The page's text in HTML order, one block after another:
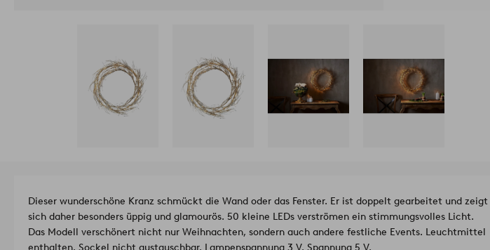
Dieser wunderschöne Kranz schmückt die Wand oder das Fenster. Er ist doppelt gearbeitet und zeigt
sich daher besonders üppig und glamourös. 50 kleine LEDs verströmen ein stimmungsvolles Licht.
Das Modell verschönert nicht nur Weihnachten, sondern auch andere festliche Events. Leuchtmittel
enthalten. Sockel nicht austauschbar. Lampenspannung 3 V. Spannung 5 V.